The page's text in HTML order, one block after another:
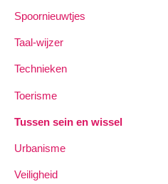
Spoornieuwtjes
Taal-wijzer
Technieken
Toerisme
Tussen sein en wissel
Urbanisme
Veiligheid